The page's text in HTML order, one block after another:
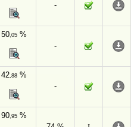
-
50,05 %
-
42,88 %
-
90,95 %